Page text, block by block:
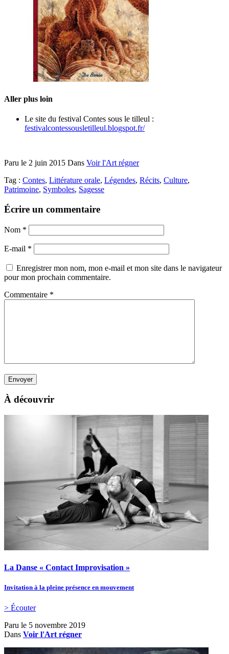
Aller plus loin
Le site du festival Contes sous le tilleul :
festivalcontessousletilleul.blogspot.fr/
Paru le 2 juin 2015 Dans Voir l'Art régner
Tag : Contes, Littérature orale, Légendes, Récits, Culture,
Patrimoine, Symboles, Sagesse
Écrire un commentaire
Nom *
E-mail *
Enregistrer mon nom, mon e-mail et mon site dans le navigateur
pour mon prochain commentaire.
Commentaire *
À découvrir
La Danse « Contact Improvisation »
Invitation à la pleine présence en mouvement
> Écouter
Paru le 5 novembre 2019
Dans Voir l'Art régner